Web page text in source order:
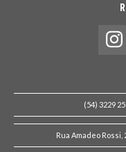
(54) 3229
Rua Amadeo Rossi,